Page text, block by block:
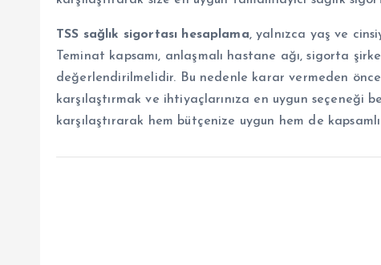
TSS sağlık sigortası hesaplama, yalnızca yaş ve
Teminat kapsamı, anlaşmalı hastane ağı, sigorta
değerlendirilmelidir. Bu nedenle karar vermeden
karşılaştırmak ve ihtiyaçlarınıza en uygun seçeneği
karşılaştırarak hem bütçenize uygun hem de